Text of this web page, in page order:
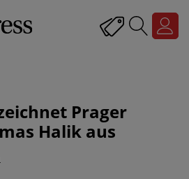
Prager
Halik aus